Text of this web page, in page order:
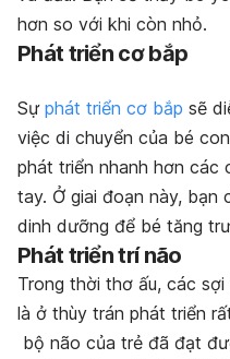
hơn so với khi còn nhỏ.
Phát triển cơ bắp
Sự phát triển cơ bắp sẽ
việc di chuyển của bé
phát triển nhanh hơn các
tay. Ở giai đoạn này, bạn
dinh dưỡng để bé tăng
Phát triển trí não
Trong thời thơ ấu, các
là ở thùy trán phát triển
bộ não của trẻ đã đạt